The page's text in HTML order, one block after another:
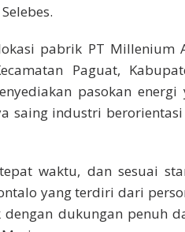
pabrik PT Millenium
Paguat,
pasokan energi
saing industri
waktu, dan sesuai
yang terdiri dari
dukungan penuh